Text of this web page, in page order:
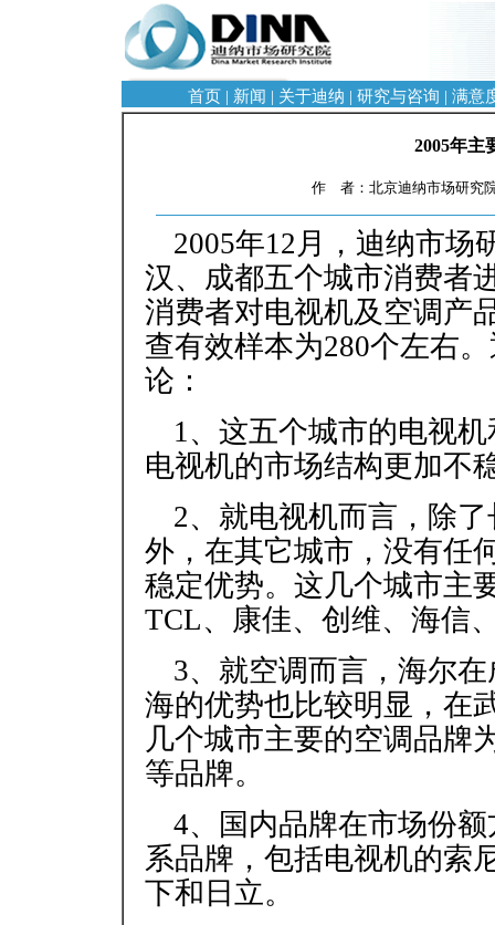
首页 | 新闻 | 关于迪纳 | 研究与咨询 | 满意
2005年主
作 者：北京迪纳市场研
2005年12月，迪纳市场
汉、成都五个城市消费者
消费者对电视机及空调产
查有效样本为280个左右
论：
1、这五个城市的电视
电视机的市场结构更加不
2、就电视机而言，除
外，在其它城市，没有任
稳定优势。这几个城市主
TCL、康佳、创维、海信
3、就空调而言，海尔
海的优势也比较明显，在
几个城市主要的空调品牌
等品牌。
4、国内品牌在市场份
系品牌，包括电视机的索
下和日立。